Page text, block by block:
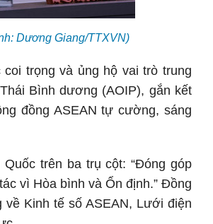
Dương Giang/TTXVN)
trọng và ủng hộ vai trò trung
Bình dương (AOIP), gắn kết
đồng ASEAN tự cường, sáng
trên ba trụ cột: “Đóng góp
vì Hòa bình và Ổn định.” Đồng
Kinh tế số ASEAN, Lưới điện